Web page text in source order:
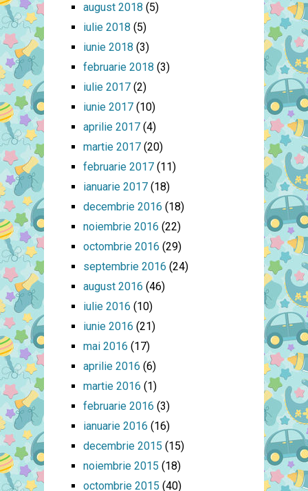
august 2018 (5)
iulie 2018 (5)
iunie 2018 (3)
februarie 2018 (3)
iulie 2017(2)
iunie 2017(10)
aprilie 2017(4)
martie 2017(20)
februarie 2017(11)
ianuarie 2017(18)
decembrie 2016 (18)
noiembrie 2016 (22)
octombrie 2016 (29)
septembrie 2016 (24)
august 2016 (46)
iulie 2016 (10)
iunie 2016 (21)
mai 2016 (17)
aprilie 2016 (6)
martie 2016 (1)
februarie 2016 (3)
ianuarie 2016 (16)
decembrie 2015 (15)
noiembrie 2015 (18)
octombrie 2015 (40)